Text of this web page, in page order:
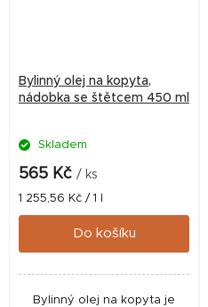
Bylinný olej na kopyta,
nádobka se štětcem 450 ml
Skladem
565 Kč / ks
Měrná
cena:
1 255,56 Kč / 1 l
Do košíku
Bylinný olej na kopyta je